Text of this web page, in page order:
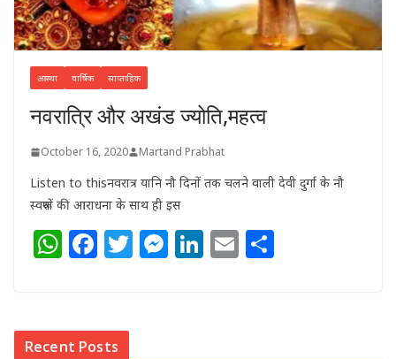
आस्था वार्षिक साप्ताहिक
नवरात्रि और अखंड ज्योति,महत्व
October 16, 2020 Martand Prabhat
Listen to thisनवरात्र यानि नौ दिनों तक चलने वाली देवी दुर्गा के नौ
स्वरूपों की आराधना के साथ ही इस
W
s
F
e
T M Li E
Recent Posts